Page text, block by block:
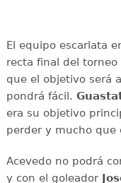
El equipo escarlata
recta final del
que el objetivo será
pondrá fácil.
era su objetivo
perder y mucho que
Acevedo no podrá
y con el goleador